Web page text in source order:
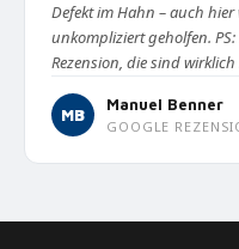
Defekt im Hahn – auch
unkompliziert geholfen.
Rezension, die sind
MB
Manuel Benner
GOOGLE